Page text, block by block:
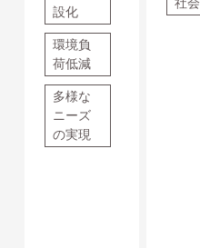
設化
環境負
荷低減
多様な
ニーズ
の実現